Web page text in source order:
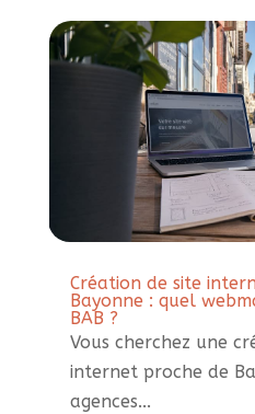
Création de site
Bayonne : quel
BAB ?
Vous cherchez une
internet proche de
agences...